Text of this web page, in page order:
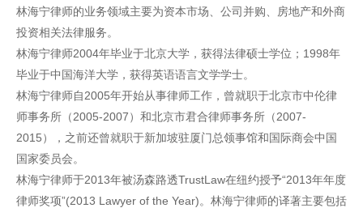
林海宁律师的业务领域主要为资本市场、公司并购、房地产和外商
投资相关法律服务。
林海宁律师2004年毕业于北京大学，获得法律硕士学位；1998年
毕业于中国海洋大学，获得英语语言文学学士。
林海宁律师自2005年开始从事律师工作，曾就职于北京市中伦律
师事务所（2005-2007）和北京市君合律师事务所（2007-
2015），之前还曾就职于新加坡驻厦门总领事馆和国际商会中国
国家委员会。
林海宁律师于2013年被汤森路透TrustLaw在纽约授予“2013年年度
律师奖项”(2013 Lawyer of the Year)。林海宁律师的译著主要包括